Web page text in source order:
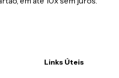
Links Úteis